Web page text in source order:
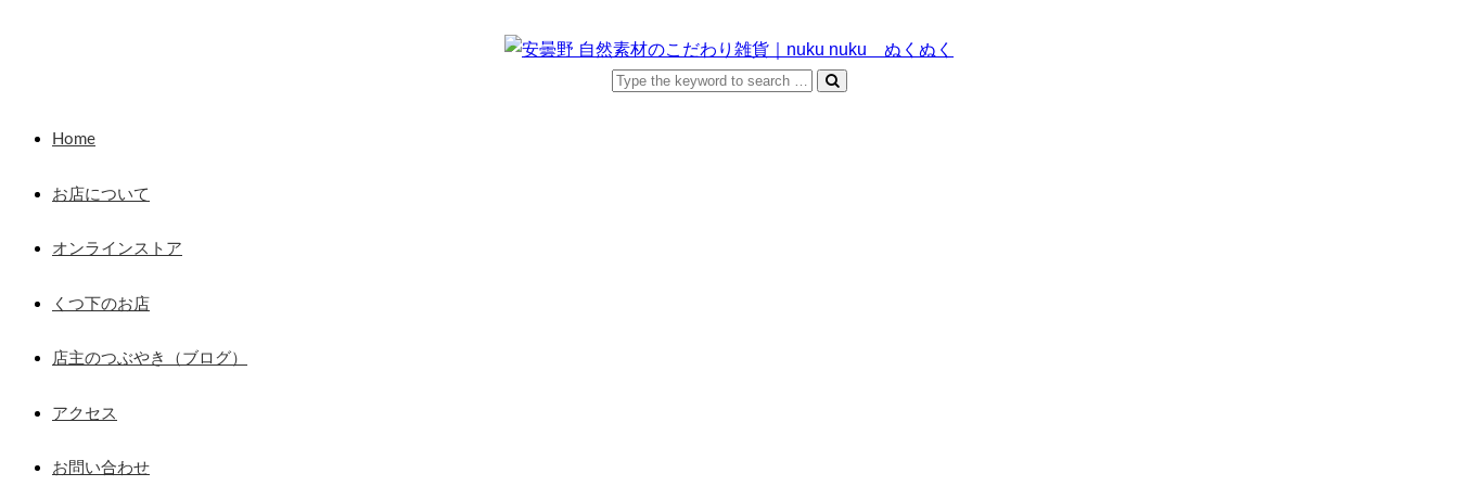
Home
お店について
オンラインストア
くつ下のお店
店主のつぶやき（ブログ）
アクセス
お問い合わせ